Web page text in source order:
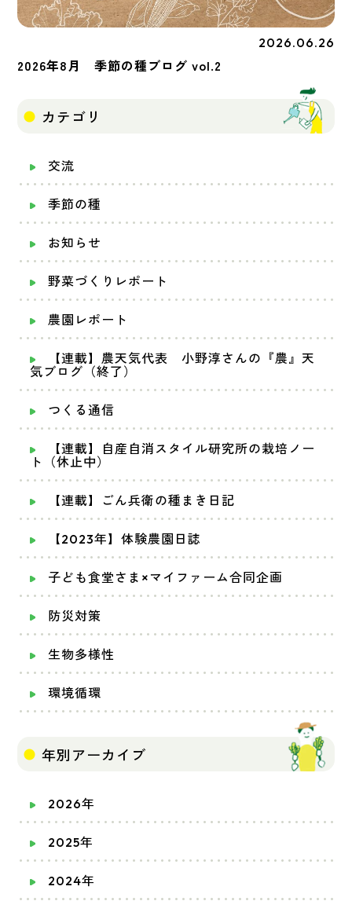
2026.06.26
2026年8月 季節の種ブログ vol.2
カテゴリ
交流
季節の種
お知らせ
野菜づくりレポート
農園レポート
【連載】農天気代表 小野淳さんの『農』天
気ブログ（終了）
つくる通信
【連載】自産自消スタイル研究所の栽培ノー
ト（休止中）
【連載】ごん兵衛の種まき日記
【2023年】体験農園日誌
子ども食堂さま×マイファーム合同企画
防災対策
生物多様性
環境循環
年別アーカイブ
2026年
2025年
2024年